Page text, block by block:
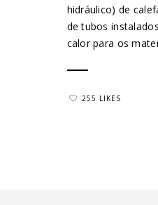
hidráulico) de
de tubos
calor para os
255 LIKES